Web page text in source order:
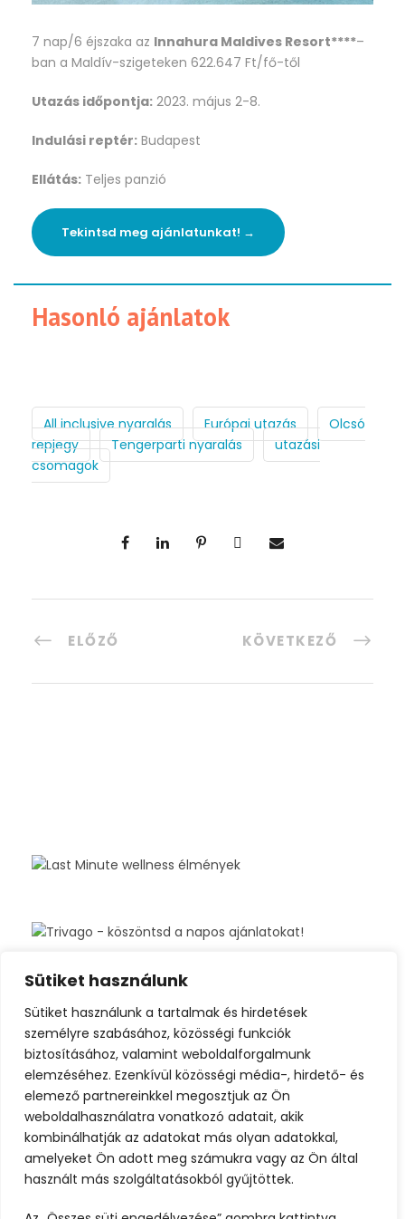
Sütiket használunk
Sütiket használunk a tartalmak és hirdetések
személyre szabásához, közösségi funkciók
biztosításához, valamint weboldalforgalmunk
elemzéséhez. Ezenkívül közösségi média-, hirdető- és
elemező partnereinkkel megosztjuk az Ön
weboldalhasználatra vonatkozó adatait, akik
kombinálhatják az adatokat más olyan adatokkal,
amelyeket Ön adott meg számukra vagy az Ön által
használt más szolgáltatásokból gyűjtöttek.
7 nap/6 éjszaka az Innahura Maldives Resort****–
ban a Maldív-szigeteken 622.647 Ft/fő-től
Utazás időpontja: 2023. május 2-8.
Indulási reptér: Budapest
Ellátás: Teljes panzió
Tekintsd meg ajánlatunkat! →
Hasonló ajánlatok
All inclusive nyaralás Európai utazás
Olcsó
repjegy
Tengerparti nyaralás
utazási
csomagok
ELŐZŐ KÖVETKEZŐ